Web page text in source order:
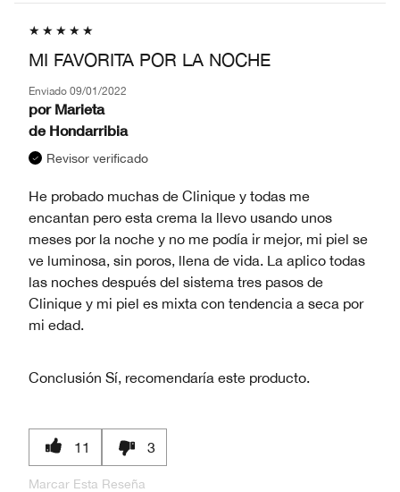
MI FAVORITA POR LA NOCHE
Enviado 09/01/2022
por Marieta
de Hondarribia
Revisor verificado
He probado muchas de Clinique y todas me
encantan pero esta crema la llevo usando unos
meses por la noche y no me podía ir mejor, mi piel se
ve luminosa, sin poros, llena de vida. La aplico todas
las noches después del sistema tres pasos de
Clinique y mi piel es mixta con tendencia a seca por
mi edad.
Conclusión Sí, recomendaría este producto.
11 3
Marcar Esta Reseña